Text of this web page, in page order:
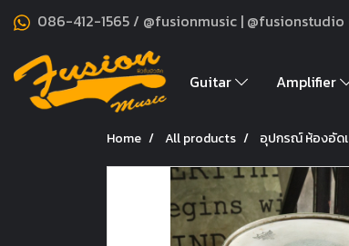
086-412-1565 / @fusionmusic |
Guitar Amplifier
Home All products อุปกรณ์ ห้องอัด